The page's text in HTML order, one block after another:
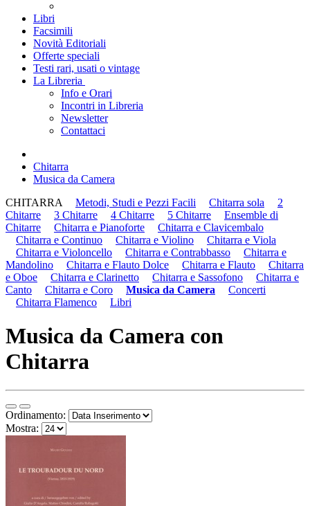
Libri
Facsimili
Novità Editoriali
Offerte speciali
Testi rari, usati o vintage
La Libreria
Info e Orari
Incontri in Libreria
Newsletter
Contattaci
Chitarra
Musica da Camera
CHITARRA
Metodi, Studi e Pezzi Facili Chitarra sola
2
Chitarre
3 Chitarre 4 Chitarre 5 Chitarre
Ensemble di
Chitarre
Chitarra e Pianoforte
Chitarra e Clavicembalo
Chitarra e Continuo
Chitarra e Violino
Chitarra e Viola
Chitarra e Violoncello
Chitarra e Contrabbasso
Chitarra e
Mandolino
Chitarra e Flauto Dolce Chitarra e Flauto
Chitarra
e Oboe
Chitarra e Clarinetto Chitarra e Sassofono
Chitarra e
Canto
Chitarra e Coro Musica da Camera
Concerti
Chitarra Flamenco
Libri
Musica da Camera con
Chitarra
Ordinamento:
Mostra: